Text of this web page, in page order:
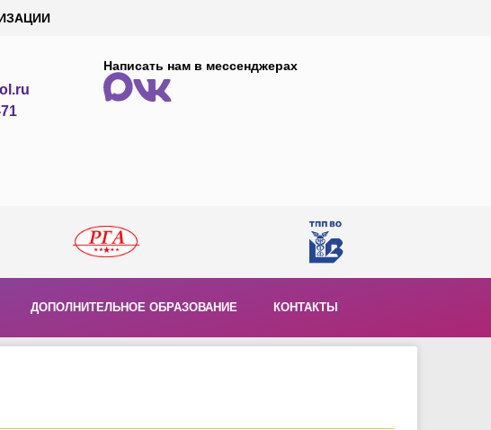
Написать нам в мессенджерах
ДОПОЛНИТЕЛЬНОЕ ОБРАЗОВАНИЕ КОНТАКТЫ